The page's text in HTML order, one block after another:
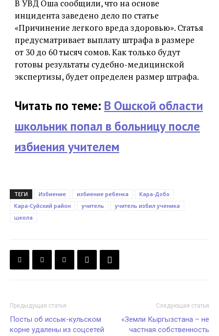
В УВД Оша сообщили, что на основе
инцидента заведено дело по статье
«Причинение легкого вреда здоровью». Статья
предусматривает выплату штрафа в размере
от 30 до 60 тысяч сомов. Как только будут
готовы результаты судебно-медицинской
экспертизы, будет определен размер штрафа.
Читать по теме: В Ошской области
школьник попал в больницу после
избиения учителем
ТЕГИ Избиение избиение ребенка
Кара-Добо
Кара-Суйский район
учитель
учитель избил ученика
школа
Предыдущая статья
Посты об иссык-кульском
корне удалены из соцсетей
Следующая статья
«Земли Кыргызстана – не
частная собственность